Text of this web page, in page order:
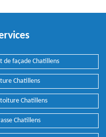
de façade Chatillens
Chatillens
Chatillens
Chatillens